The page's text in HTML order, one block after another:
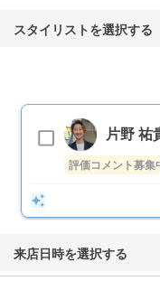
スタイリストを選択する
片野 祐
評価コメント募集
来店日時を選択する